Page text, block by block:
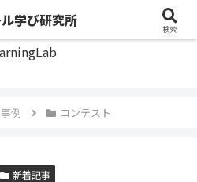
学び研究所
例 コンテスト
新着記事
学び研究所
検索